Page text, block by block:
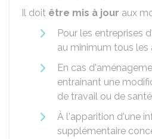
Il doit être mis à jour aux
Pour les entreprises
au minimum tous les
En cas
entrainant une
de travail ou de
À l'apparition d'une
supplémentaire